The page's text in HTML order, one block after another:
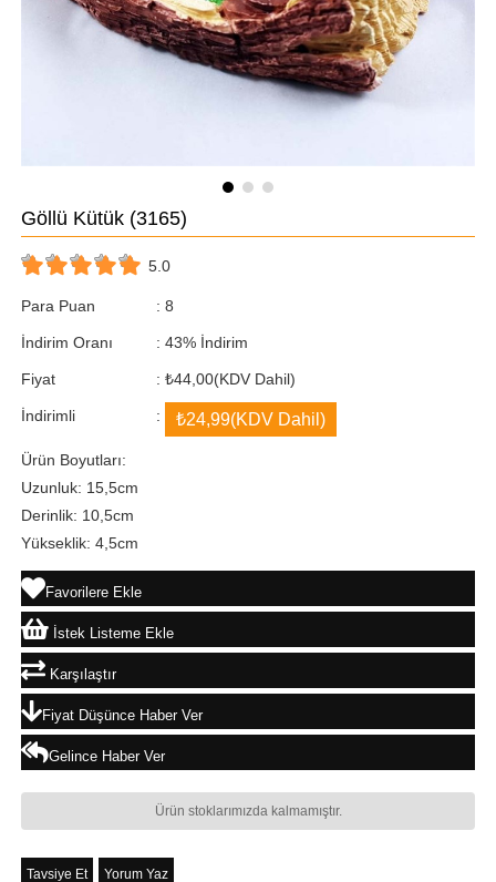
Göllü Kütük (3165)
5.0
Para Puan : 8
İndirim Oranı : %
43 İndirim
Fiyat : ₺44,00(KDV Dahil)
İndirimli : ₺24,99(KDV Dahil)
Ürün Boyutları:
Uzunluk: 15,5cm
Derinlik: 10,5cm
Yükseklik: 4,5cm
Favorilere Ekle
İstek Listeme Ekle
Karşılaştır
Fiyat Düşünce Haber Ver
Gelince Haber Ver
Ürün stoklarımızda kalmamıştır.
Tavsiye Et Yorum Yaz